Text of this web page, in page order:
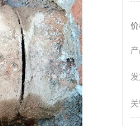
价
产
发
关